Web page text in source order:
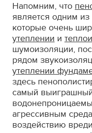
Напомним, что
является одним
которые очень
утеплении и
шумоизоляции,
рядом
утеплении
здесь
самый
агрессивным
воздействию